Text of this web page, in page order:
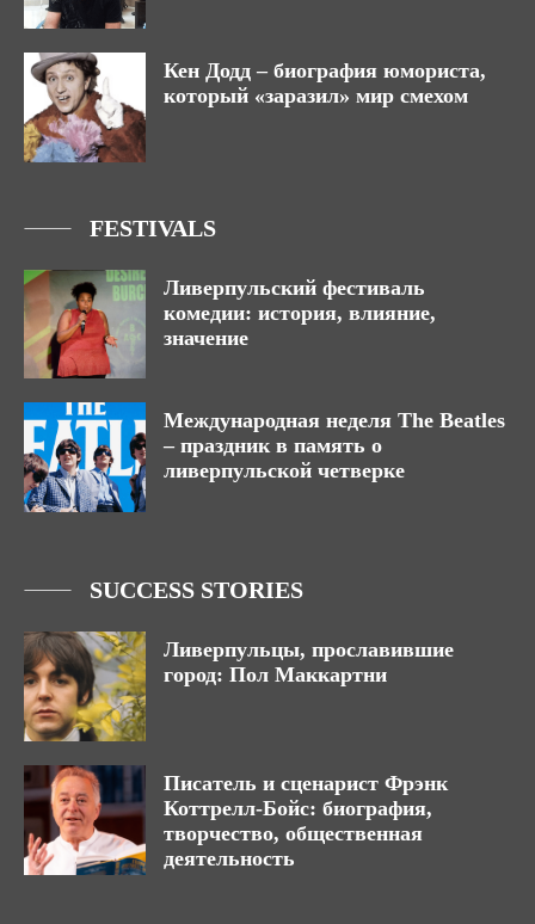
Кен Додд – биография юмориста,
который «заразил» мир смехом
FESTIVALS
Ливерпульский фестиваль
комедии: история, влияние,
значение
Международная неделя The Beatles
– праздник в память о
ливерпульской четверке
SUCCESS STORIES
Ливерпульцы, прославившие
город: Пол Маккартни
Писатель и сценарист Фрэнк
Коттрелл-Бойс: биография,
творчество, общественная
деятельность